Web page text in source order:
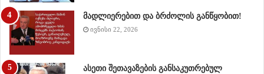
მადლიერებით და ბრძოლის განწყობით!
ივნისი 22, 2026
ასეთი შეთავაზების განსაკუთრებულ